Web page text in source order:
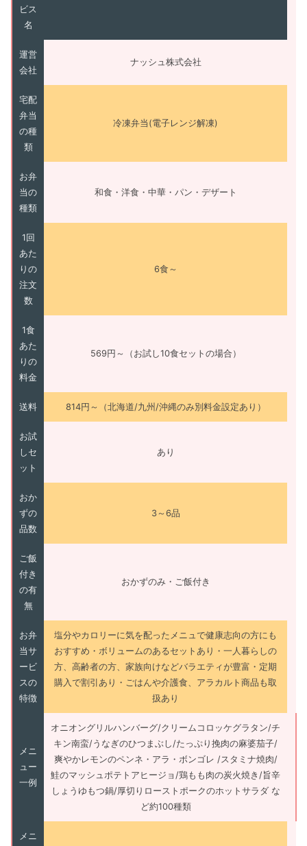
ビス
名
運営
会社
ナッシュ株式会社
宅配
弁当
の種
類
冷凍弁当(電子レンジ解凍)
お弁
当の
種類
和食・洋食・中華・パン・デザート
1回
あた
りの
注文
数
6食～
1食
あた
りの
料金
569円～（お試し10食セットの場合）
送料 814円～（北海道/九州/沖縄のみ別料金設定あり）
お試
しセ
ット
あり
おか
ずの
品数
3～6品
ご飯
付き
の有
無
おかずのみ・ご飯付き
お弁
当サ
ービ
スの
特徴
塩分やカロリーに気を配ったメニュで健康志向の方にも
おすすめ・ボリュームのあるセットあり・一人暮らしの
方、高齢者の方、家族向けなどバラエティが豊富・定期
購入で割引あり・ごはんや介護食、アラカルト商品も取
扱あり
メニ
ュー
一例
オニオングリルハンバーグ/クリームコロッケグラタン/チ
キン南蛮/うなぎのひつまぶし/たっぷり挽肉の麻婆茄子/
爽やかレモンのペンネ・アラ・ボンゴレ /スタミナ焼肉/
鮭のマッシュポテトアヒージョ/鶏もも肉の炭火焼き/旨辛
しょうゆもつ鍋/厚切りローストポークのホットサラダ な
ど約100種類
メニ